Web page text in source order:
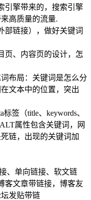
引擎带来的，搜索引擎
高质量的流量.
部链接），做好关键词
页、内容页的设计，怎
布局：关键词是怎么分
文本中的位置，突出
签（title、keywords、
属性包含关键词，网
链，出现的关键词加
、单向链接、软文链
客文章带链接，博客友
发贴带链